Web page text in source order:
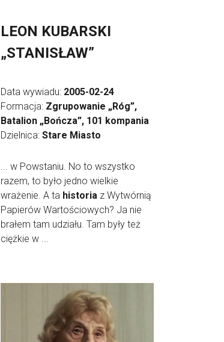
LEON KUBARSKI
„STANISŁAW”
Data wywiadu: 2005-02-24
Formacja: Zgrupowanie „Róg”,
Batalion „Bończa”, 101 kompania
Dzielnica: Stare Miasto
... w Powstaniu. No to wszystko
razem, to było jedno wielkie
wrażenie. A ta historia z Wytwórnią
Papierów Wartościowych? Ja nie
brałem tam udziału. Tam były też
ciężkie w ...